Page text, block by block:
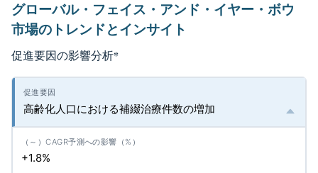
グローバル・フェイス・アンド・イヤー・ボウ
市場のトレンドとインサイト
促進要因の影響分析*
高齢化人口における補綴治療件数の増加
+1.8%